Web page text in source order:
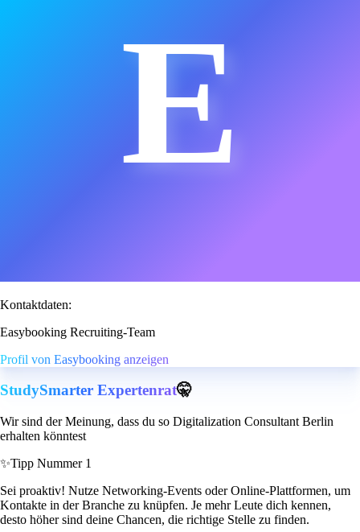
E
Kontaktdaten:
Easybooking Recruiting-Team
Profil von Easybooking anzeigen
StudySmarter Expertenrat🤫
Wir sind der Meinung, dass du so Digitalization Consultant Berlin
erhalten könntest
✨Tipp Nummer 1
Sei proaktiv! Nutze Networking-Events oder Online-Plattformen, um
Kontakte in der Branche zu knüpfen. Je mehr Leute dich kennen,
desto höher sind deine Chancen, die richtige Stelle zu finden.